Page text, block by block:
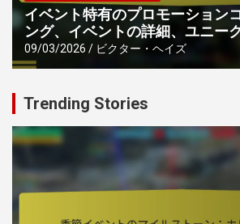
イベント特有のプロモーション
ング、イベントの詳細、ユニー
09/03/2026 ビクター・ヘイズ
Trending Stories